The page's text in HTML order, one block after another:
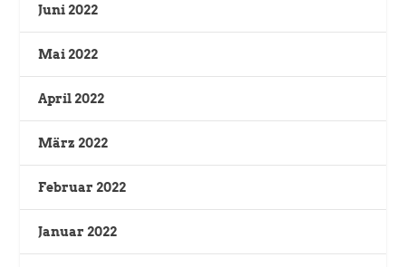
Juni 2022
Mai 2022
April 2022
März 2022
Februar 2022
Januar 2022